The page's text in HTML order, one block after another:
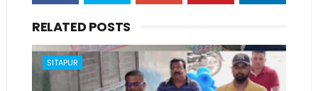
RELATED POSTS
SITAPUR